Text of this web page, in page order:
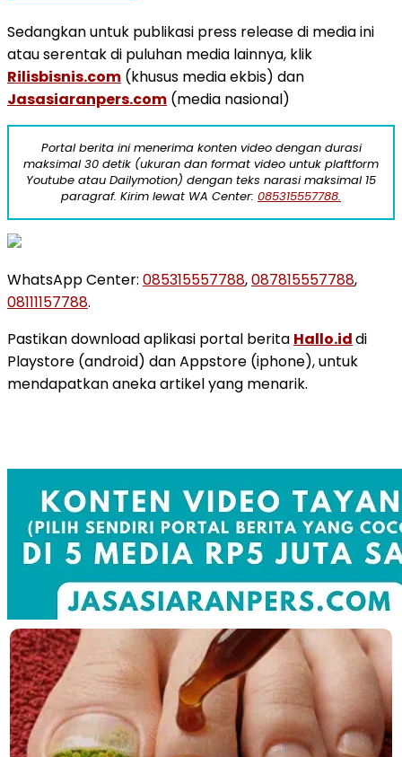
Sedangkan untuk publikasi press release di media ini
atau serentak di puluhan media lainnya, klik
Rilisbisnis.com (khusus media ekbis) dan
Jasasiaranpers.com (media nasional)
Portal berita ini menerima konten video dengan durasi
maksimal 30 detik (ukuran dan format video untuk plaftform
Youtube atau Dailymotion) dengan teks narasi maksimal 15
paragraf. Kirim lewat WA Center: 085315557788.
WhatsApp Center: 085315557788,087815557788,
08111157788.
Pastikan download aplikasi portal berita Hallo.iddi
Playstore (android) dan Appstore (iphone), untuk
mendapatkan aneka artikel yang menarik.